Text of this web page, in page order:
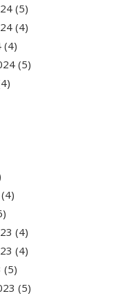
(5)
(4)
(4)
(5)
(4)
(4)
(5)
(5)